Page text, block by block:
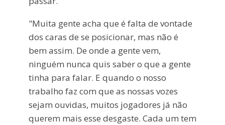
"Muita gente acha que é falta de vontade
dos caras de se posicionar, mas não é
bem assim. De onde a gente vem,
ninguém nunca quis saber o que a gente
tinha para falar. E quando o nosso
trabalho faz com que as nossas vozes
sejam ouvidas, muitos jogadores já não
querem mais esse desgaste. Cada um tem